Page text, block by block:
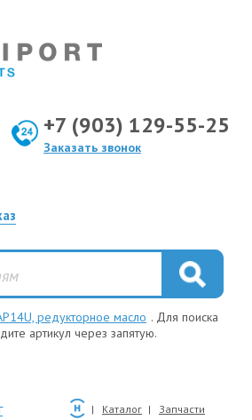
+7 (903) 129-55-25
Заказать звонок
редукторное масло . Для поиска
артикул через запятую.
Каталог Запчасти